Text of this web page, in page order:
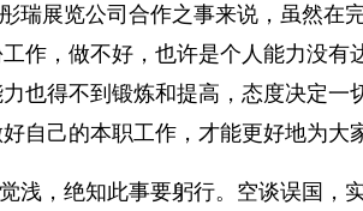
瑞展览公司合作之事来说，虽然
作，做不好，也许是个人能力没
也得不到锻炼和提高，态度决定
自己的本职工作，才能更好地为大
浅，绝知此事要躬行。空谈误国